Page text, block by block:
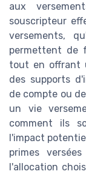
aux
souscripteur
versements,
permettent de
tout en offrant
des supports
de compte ou
un vie
comment ils
l'impact
primes
l'allocation